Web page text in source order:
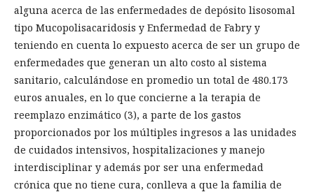
alguna acerca de las enfermedades de depósito lisosomal
tipo Mucopolisacaridosis y Enfermedad de Fabry y
teniendo en cuenta lo expuesto acerca de ser un grupo de
enfermedades que generan un alto costo al sistema
sanitario, calculándose en promedio un total de 480.173
euros anuales, en lo que concierne a la terapia de
reemplazo enzimático (3), a parte de los gastos
proporcionados por los múltiples ingresos a las unidades
de cuidados intensivos, hospitalizaciones y manejo
interdisciplinar y además por ser una enfermedad
crónica que no tiene cura, conlleva a que la familia de